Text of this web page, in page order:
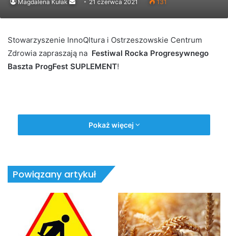
Magdalena Kułak 21 czerwca 2021 131
Stowarzyszenie InnoQltura i Ostrzeszowskie Centrum
Zdrowia zapraszają na Festiwal Rocka Progresywnego
Baszta ProgFest SUPLEMENT!
Pokaż więcej
Powiązany artykuł